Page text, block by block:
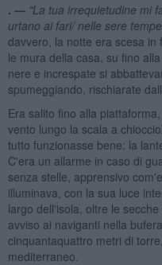
. — "La tua irrequietudine mi
urtano ai fari/ nelle sere
davvero, la notte era scesa
le mura della casa, su fino
nere e increspate si
spumeggiando, rischiarate
Era salito fino alla
vento lungo la scala a
tutto funzionasse bene: la
C'era un allarme in caso di
senza stelle, apprensivo
illuminava, con la sua luce
largo dell'isola, oltre le
avviso ai naviganti nella
cinquantaquattro metri di
mediterraneo.